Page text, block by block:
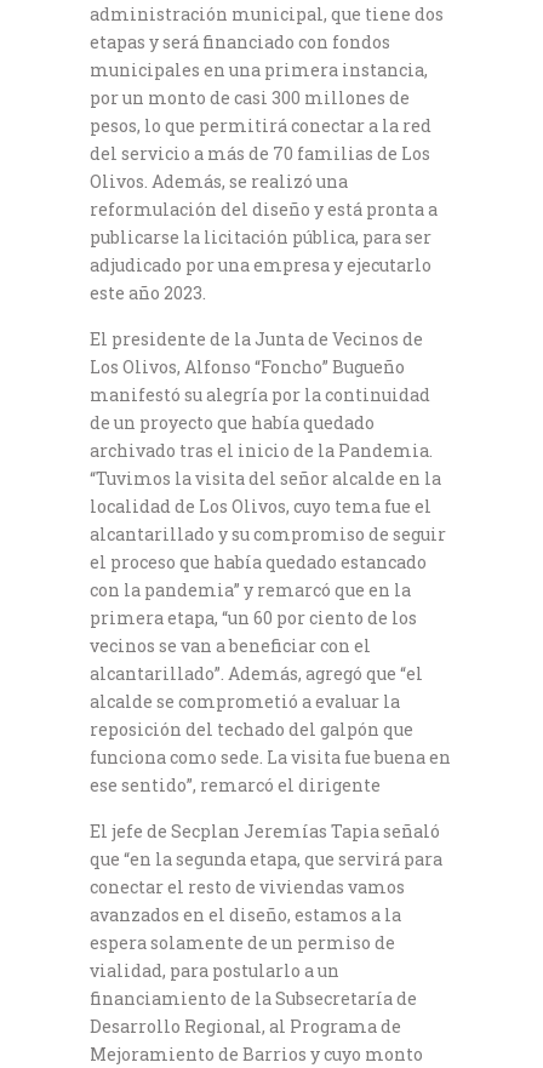
administración municipal, que tiene dos
etapas y será financiado con fondos
municipales en una primera instancia,
por un monto de casi 300 millones de
pesos, lo que permitirá conectar a la red
del servicio a más de 70 familias de Los
Olivos. Además, se realizó una
reformulación del diseño y está pronta a
publicarse la licitación pública, para ser
adjudicado por una empresa y ejecutarlo
este año 2023.
El presidente de la Junta de Vecinos de
Los Olivos, Alfonso “Foncho” Bugueño
manifestó su alegría por la continuidad
de un proyecto que había quedado
archivado tras el inicio de la Pandemia.
“Tuvimos la visita del señor alcalde en la
localidad de Los Olivos, cuyo tema fue el
alcantarillado y su compromiso de seguir
el proceso que había quedado estancado
con la pandemia” y remarcó que en la
primera etapa, “un 60 por ciento de los
vecinos se van a beneficiar con el
alcantarillado”. Además, agregó que “el
alcalde se comprometió a evaluar la
reposición del techado del galpón que
funciona como sede. La visita fue buena en
ese sentido”, remarcó el dirigente
El jefe de Secplan Jeremías Tapia señaló
que “en la segunda etapa, que servirá para
conectar el resto de viviendas vamos
avanzados en el diseño, estamos a la
espera solamente de un permiso de
vialidad, para postularlo a un
financiamiento de la Subsecretaría de
Desarrollo Regional, al Programa de
Mejoramiento de Barrios y cuyo monto